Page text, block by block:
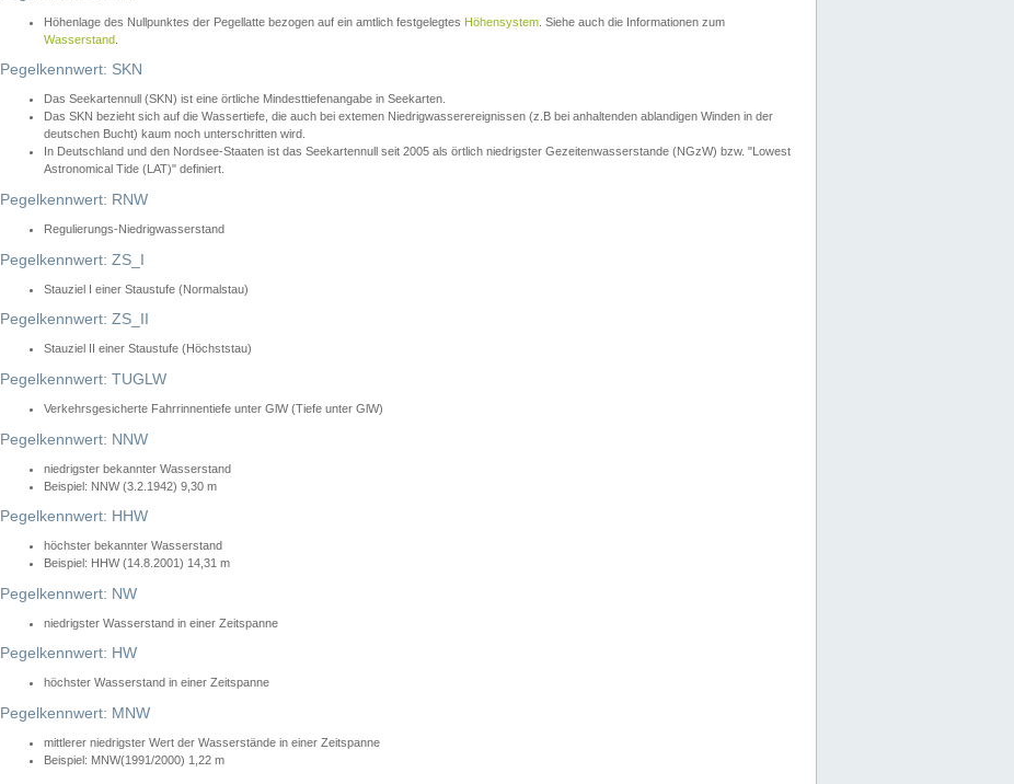
Höhenlage des Nullpunktes der Pegellatte bezogen auf ein amtlich festgelegtes Höhensystem . Siehe auch die Informationen zum
Wasserstand
Pegelkennwert: SKN
Das Seekartennull (SKN) ist eine örtliche Mindesttiefenangabe in Seekarten.
Das SKN bezieht sich auf die Wassertiefe, die auch bei extemen Niedrigwasserereignissen (z.B bei anhaltenden ablandigen Winden in der
deutschen Bucht) kaum noch unterschritten wird.
In Deutschland und den Nordsee-Staaten ist das Seekartennull seit 2005 als örtlich niedrigster Gezeitenwasserstande (NGzW) bzw. "Lowest
Astronomical Tide (LAT)" definiert.
Pegelkennwert: RNW
Regulierungs-Niedrigwasserstand
Pegelkennwert: ZS_I
Stauziel I einer Staustufe (Normalstau)
Pegelkennwert: ZS_II
Stauziel II einer Staustufe (Höchststau)
Pegelkennwert: TUGLW
Verkehrsgesicherte Fahrrinnentiefe unter GlW (Tiefe unter GlW)
Pegelkennwert: NNW
niedrigster bekannter Wasserstand
Beispiel: NNW (3.2.1942) 9,30 m
Pegelkennwert: HHW
höchster bekannter Wasserstand
Beispiel: HHW (14.8.2001) 14,31 m
Pegelkennwert: NW
niedrigster Wasserstand in einer Zeitspanne
Pegelkennwert: HW
höchster Wasserstand in einer Zeitspanne
Pegelkennwert: MNW
mittlerer niedrigster Wert der Wasserstände in einer Zeitspanne
Beispiel: MNW(1991/2000) 1,22 m